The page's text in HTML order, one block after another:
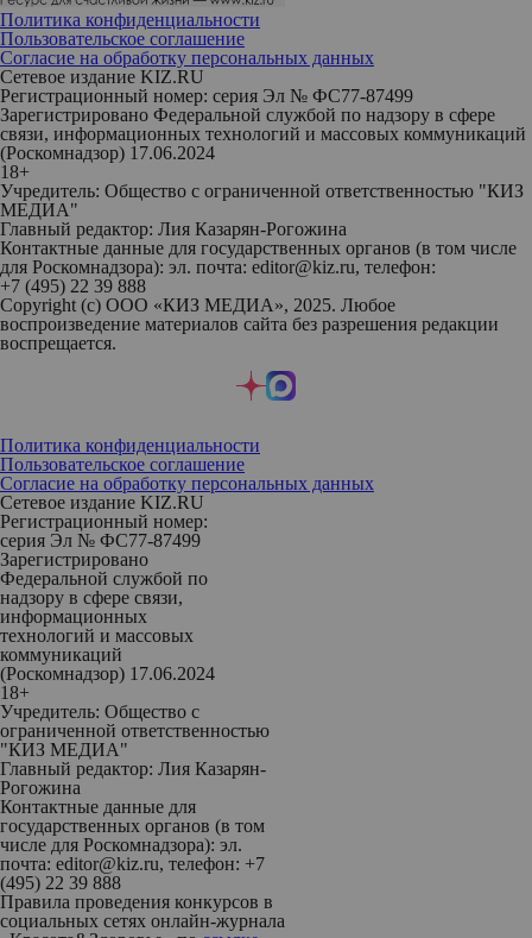
Политика конфиденциальности
Пользовательское соглашение
Согласие на обработку персональных данных
Сетевое издание KIZ.RU
Регистрационный номер: серия Эл № ФС77-87499
Зарегистрировано Федеральной службой по надзору в сфере
связи, информационных технологий и массовых коммуникаций
(Роскомнадзор) 17.06.2024
18+
Учредитель: Общество с ограниченной ответственностью "КИЗ
МЕДИА"
Главный редактор: Лия Казарян-Рогожина
Контактные данные для государственных органов (в том числе
для Роскомнадзора): эл. почта: editor@kiz.ru, телефон:
+7 (495) 22 39 888
Copyright (с) ООО «КИЗ МЕДИА», 2025. Любое
воспроизведение материалов сайта без разрешения редакции
воспрещается.
Политика конфиденциальности
Пользовательское соглашение
Согласие на обработку персональных данных
Сетевое издание KIZ.RU
Регистрационный номер:
серия Эл № ФС77-87499
Зарегистрировано
Федеральной службой по
надзору в сфере связи,
информационных
технологий и массовых
коммуникаций
(Роскомнадзор) 17.06.2024
18+
Учредитель: Общество с
ограниченной ответственностью
"КИЗ МЕДИА"
Главный редактор: Лия Казарян-
Рогожина
Контактные данные для
государственных органов (в том
числе для Роскомнадзора): эл.
почта: editor@kiz.ru, телефон: +7
(495) 22 39 888
Правила проведения конкурсов в
социальных сетях онлайн-журнала